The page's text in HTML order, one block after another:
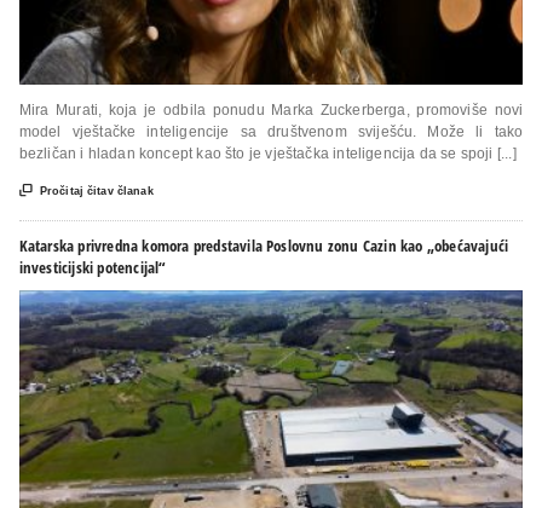
Mira Murati, koja je odbila ponudu Marka Zuckerberga, promoviše novi
model vještačke inteligencije sa društvenom sviješću. Može li tako
bezličan i hladan koncept kao što je vještačka inteligencija da se spoji [...]
 Pročitaj čitav članak
Katarska privredna komora predstavila Poslovnu zonu Cazin kao „obećavajući
investicijski potencijal“